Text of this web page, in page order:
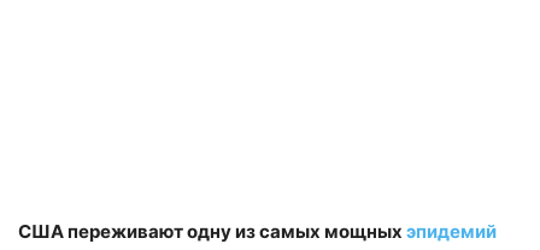
США переживают одну из самых мощных эпидемий